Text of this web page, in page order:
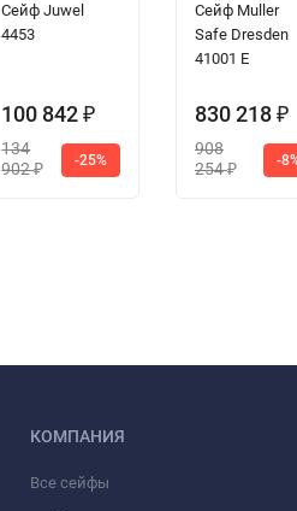
Сейф Juwel
4453
100 842₽
134
902₽
-25%
Сейф Muller
Safe Dresden
41001 E
830 218 ₽
908
254₽
-
КОМПАНИЯ
Все сейфы